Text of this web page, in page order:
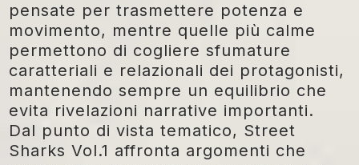
pensate per trasmettere potenza e
movimento, mentre quelle più calme
permettono di cogliere sfumature
caratteriali e relazionali dei protagonisti,
mantenendo sempre un equilibrio che
evita rivelazioni narrative importanti.
Dal punto di vista tematico, Street
Sharks Vol.1 affronta argomenti che